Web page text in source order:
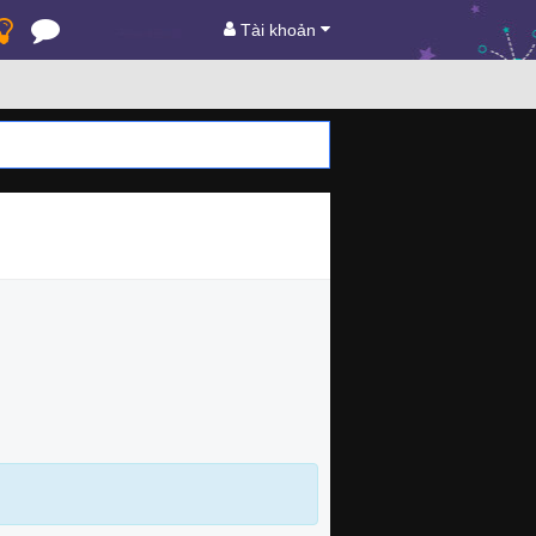
Tài khoản